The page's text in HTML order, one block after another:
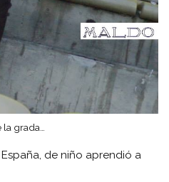
la grada…
de niño aprendió a